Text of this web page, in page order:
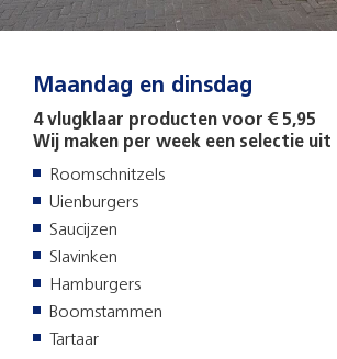
Maandag en dinsdag
4 vlugklaar producten voor € 5,95
Wij maken per week een selectie uit
Roomschnitzels
Uienburgers
Saucijzen
Slavinken
Hamburgers
Boomstammen
Tartaar